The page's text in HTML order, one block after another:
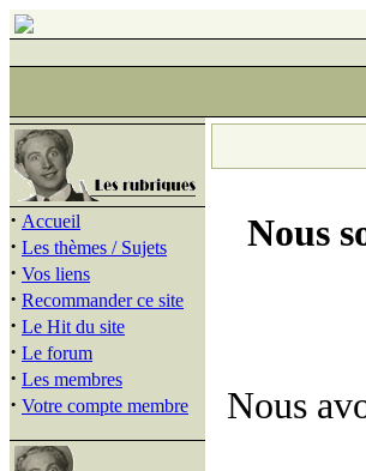
· Accueil
· Les thèmes / Sujets
· Vos liens
· Recommander ce site
· Le Hit du site
· Le forum
· Les membres
· Votre compte membre
Nous
Nous